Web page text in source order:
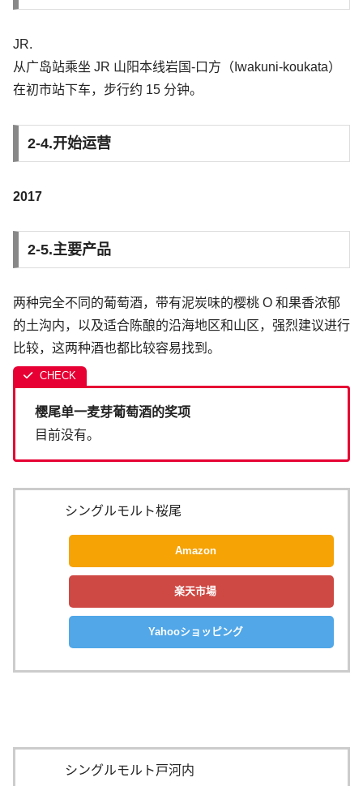
JR.
从广岛站乘坐 JR 山阳本线岩国-口方（Iwakuni-koukata）
在初市站下车，步行约 15 分钟。
2-4.开始运营
2017
2-5.主要产品
两种完全不同的葡萄酒，带有泥炭味的樱桃 O 和果香浓郁
的土沟内，以及适合陈酿的沿海地区和山区，强烈建议进行
比较，这两种酒也都比较容易找到。
樱尾单一麦芽葡萄酒的奖项
目前没有。
シングルモルト桜尾
Amazon
楽天市場
Yahooショッピング
シングルモルト戸河内